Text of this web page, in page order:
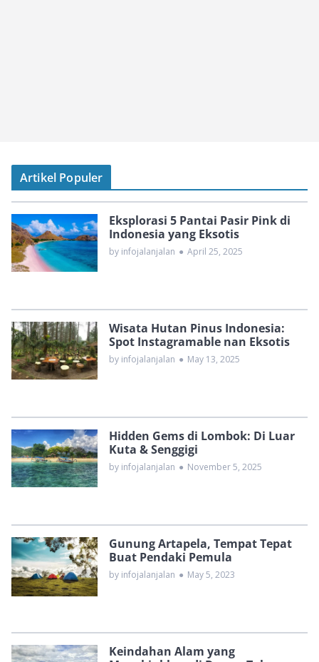
Artikel Populer
Eksplorasi 5 Pantai Pasir Pink di
Indonesia yang Eksotis
by infojalanjalan ● April 25, 2025
Wisata Hutan Pinus Indonesia:
Spot Instagramable nan Eksotis
by infojalanjalan ● May 13, 2025
Hidden Gems di Lombok: Di Luar
Kuta & Senggigi
by infojalanjalan ● November 5, 2025
Gunung Artapela, Tempat Tepat
Buat Pendaki Pemula
by infojalanjalan ● May 5, 2023
Keindahan Alam yang